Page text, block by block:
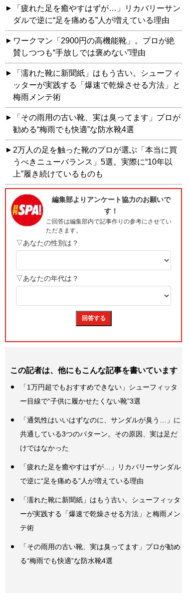
「疲れた足を癒やすはずが…」リカバリーサン
ダルで逆に“足を痛める”人が増えている理由
ワークマン「2900円の高機能靴」。プロが絶
賛しつつも“手放しでは褒めない”理由
「濡れた靴に新聞紙」はもう古い。シューフィ
ッターが実践する「爆速で乾燥させる方法」と
梅雨メンテ術
「その雨用の古い靴、実は臭ってます」プロが
勧める“梅雨でも快適”な防水靴4選
2万人の足を触った靴のプロが選ぶ「本当に買
うべきニューバランス」5選。実際に“10年以
上”履き続けているものも
この記者は、他にもこんな記事を書いています
「1万円超でもおすすめできない」シューフィッタ
ー目線で“子供に履かせたくない靴”3選
「通気性はいいはずなのに、サンダルが臭う…」に
共通している3つのパターン。その原因、実は足だ
けではなかった
「疲れた足を癒やすはずが…」リカバリーサンダル
で逆に“足を痛める”人が増えている理由
「濡れた靴に新聞紙」はもう古い。シューフィッタ
ーが実践する「爆速で乾燥させる方法」と梅雨メン
テ術
「その雨用の古い靴、実は臭ってます」プロが勧め
る“梅雨でも快適”な防水靴4選